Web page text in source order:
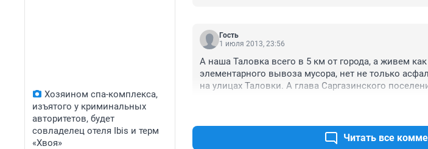
Хозяином спа-комплекса,
изъятого у криминальных
авторитетов, будет
совладелец отеля Ibis и терм
«Хвоя»
Гость
1 июля 2013, 23:56
А наша Таловка всего в 5 км от города, а живем как
элементарного вывоза мусора, нет не только
на улицах Таловки. А глава Саргазинского
Читать все